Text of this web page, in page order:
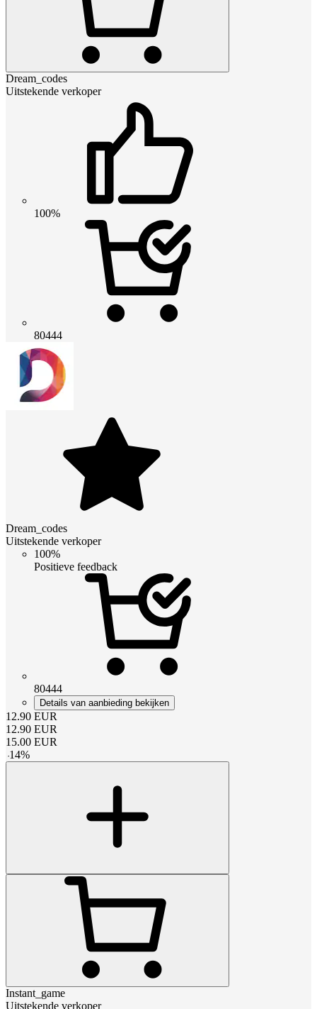
Dream_codes
Uitstekende verkoper
100%
80444
Dream_codes
Uitstekende verkoper
100%
Positieve feedback
80444
Details van aanbieding bekijken
12.90 EUR
12.90 EUR
15.00 EUR
-14%
Instant_game
Uitstekende verkoper